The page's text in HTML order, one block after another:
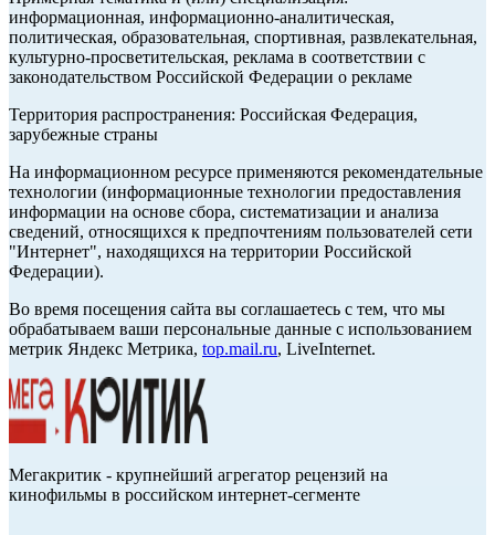
информационная, информационно-аналитическая,
политическая, образовательная, спортивная, развлекательная,
культурно-просветительская, реклама в соответствии с
законодательством Российской Федерации о рекламе
Территория распространения: Российская Федерация,
зарубежные страны
На информационном ресурсе применяются рекомендательные
технологии (информационные технологии предоставления
информации на основе сбора, систематизации и анализа
сведений, относящихся к предпочтениям пользователей сети
"Интернет", находящихся на территории Российской
Федерации).
Во время посещения сайта вы соглашаетесь с тем, что мы
обрабатываем ваши персональные данные с использованием
метрик Яндекс Метрика, top.mail.ru, LiveInternet.
Мегакритик - крупнейший агрегатор рецензий на
кинофильмы в российском интернет-сегменте